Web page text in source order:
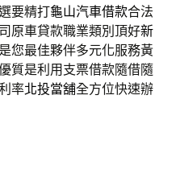
要精打龜山汽車借款合法
原車貸款職業類別頂好新
您最佳夥伴多元化服務黃
質是利用支票借款隨借隨
率北投當舖全方位快速辦